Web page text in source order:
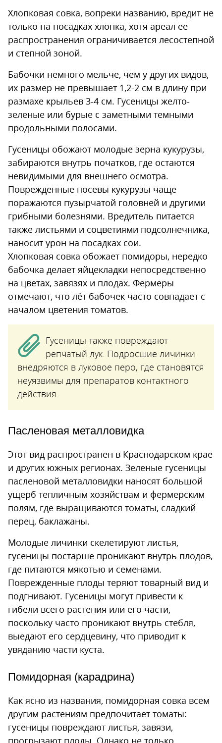
Хлопковая совка, вопреки названию, вредит не
только на посадках хлопка, хотя ареал ее
распространения ограничивается лесостепной
и степной зоной.
Бабочки немного мельче, чем у других видов,
их размер не превышает 1,2-2 см в длину при
размахе крыльев 3-4 см. Гусеницы желто-
зеленые или бурые с заметными темными
продольными полосами.
Гусеницы обожают молодые зерна кукурузы,
забираются внутрь початков, где остаются
невидимыми для внешнего осмотра.
Поврежденные посевы кукурузы чаще
поражаются пузырчатой головней и другими
грибными болезнями. Вредитель питается
также листьями и соцветиями подсолнечника,
наносит урон на посадках сои.
Хлопковая совка обожает помидоры, нередко
бабочка делает яйцекладки непосредственно
на цветах, завязях и плодах. Фермеры
отмечают, что лёт бабочек часто совпадает с
началом цветения томатов.
Гусеницы также повреждают
репчатый лук. Подросшие личинки
внедряются в луковое перо, где становятся
неуязвимы для препаратов контактного
действия.
Пасленовая металловидка
Этот вид распространен в Краснодарском крае
и других южных регионах. Зеленые гусеницы
пасленовой металловидки наносят большой
ущерб тепличным хозяйствам и фермерским
полям, где выращиваются томаты, сладкий
перец, баклажаны.
Молодые личинки скелетируют листья,
гусеницы постарше проникают внутрь плодов,
где питаются мякотью и семенами.
Поврежденные плоды теряют товарный вид и
подгнивают. Гусеницы могут привести к
гибели всего растения или его части,
поскольку часто проникают внутрь стебля,
выедают его сердцевину, что приводит к
увяданию части куста.
Помидорная (карадрина)
Как ясно из названия, помидорная совка всем
другим растениям предпочитает томаты:
гусеницы повреждают листья, завязи,